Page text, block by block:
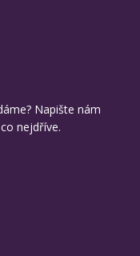
Napište nám
nejdříve.